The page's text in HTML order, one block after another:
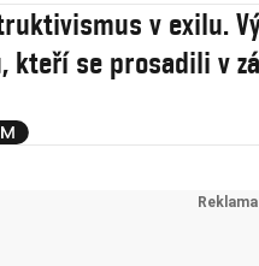
v exilu.
kteří se prosadili v